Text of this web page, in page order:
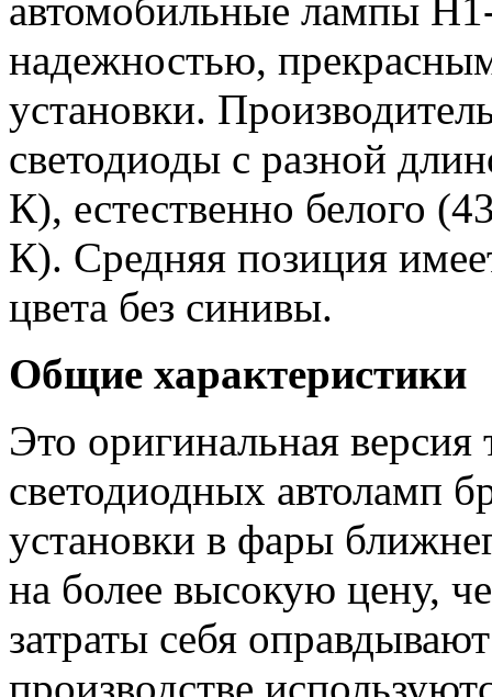
автомобильные лампы
надежностью,
установки.
светодиоды с разной
К), естественно белого
К). Средняя позиция
цвета без синивы.
Общие характеристики
Это оригинальная версия
светодиодных автоламп
установки в фары
на более высокую цену,
затраты себя
производстве